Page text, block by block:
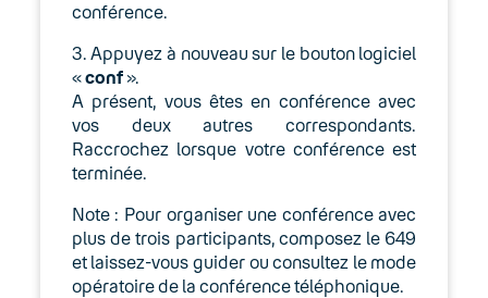
conférence.
3. Appuyez à nouveau sur le bouton logiciel
«conf».
A présent, vous êtes en conférence avec
vos deux autres correspondants.
Raccrochez lorsque votre conférence est
terminée.
Note : Pour organiser une conférence avec
plus de trois participants, composez le 649
et laissez-vous guider ou consultez le mode
opératoire de la conférence téléphonique.